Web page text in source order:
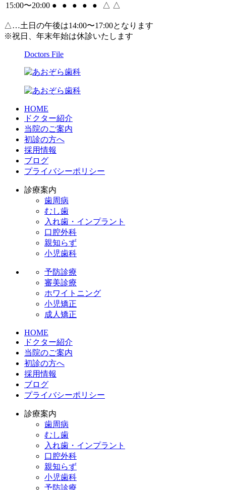
15:00〜20:00 ● ● ● ● ● △ △
△…土日の午後は14:00〜17:00となります
※祝日、年末年始は休診いたします
Doctors File
HOME
ドクター紹介
当院のご案内
初診の方へ
採用情報
ブログ
プライバシーポリシー
診療案内
歯周病
むし歯
入れ歯・インプラント
口腔外科
親知らず
小児歯科
予防診療
審美診療
ホワイトニング
小児矯正
成人矯正
HOME
ドクター紹介
当院のご案内
初診の方へ
採用情報
ブログ
プライバシーポリシー
診療案内
歯周病
むし歯
入れ歯・インプラント
口腔外科
親知らず
小児歯科
予防診療